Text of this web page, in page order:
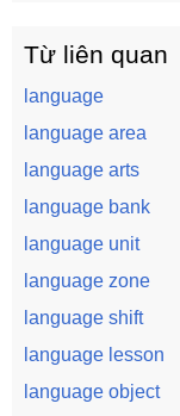
Từ liên quan
language
language area
language arts
language bank
language unit
language zone
language shift
language lesson
language object